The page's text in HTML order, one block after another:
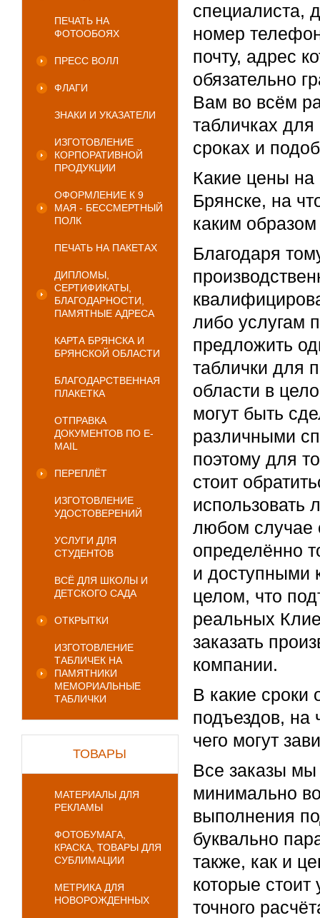
ПЕЧАТЬ НА
ФОТООБОЯХ
ПРЕСС ВОЛЛ
ФЛАГИ
ЗНАКИ И УКАЗАТЕЛИ
ИЗГОТОВЛЕНИЕ
КОРПОРАТИВНОЙ
ПРОДУКЦИИ
ОФОРМЛЕНИЕ К 9
МАЯ - БЕССМЕРТНЫЙ
ПОЛК
ПЕЧАТЬ НА ПАКЕТАХ
ДИПЛОМЫ,
СЕРТИФИКАТЫ,
БЛАГОДАРНОСТИ,
ПАМЯТНЫЕ АДРЕСА
КАРТА БРЯНСКА И
БРЯНСКОЙ ОБЛАСТИ
БЛАГОДАРСТВЕННАЯ
ПЛАКЕТКА
ОТПРАВКА
ДОКУМЕНТОВ ПО E-
MAIL
ПЕРЕПЛЁТ
ИЗГОТОВЛЕНИЕ
УДОСТОВЕРЕНИЙ
УСЛУГИ ДЛЯ
СТУДЕНТОВ
ВСЁ ДЛЯ ШКОЛЫ И
ДЕТСКОГО САДА
ОТКРЫТКИ
ИЗГОТОВЛЕНИЕ
ТАБЛИЧЕК НА
ПАМЯТНИКИ
МЕМОРИАЛЬНЫЕ
ТАБЛИЧКИ
ТОВАРЫ
МАТЕРИАЛЫ ДЛЯ
РЕКЛАМЫ
ФОТОБУМАГА,
КРАСКА, ТОВАРЫ ДЛЯ
СУБЛИМАЦИИ
МЕТРИКА ДЛЯ
НОВОРОЖДЕННЫХ
специалиста,
номер
почту, адрес
обязательно
Вам во всём
табличках
сроках и
Какие цены на
Брянске, на
каким
Благодаря
либо услугам
предложить
таблички для
области в
могут быть
различными
поэтому для
стоит
использовать
любом случае
определённо
и доступными
целом, что
реальных
заказать
компании.
В какие сроки
подъездов, на
чего могут
Все заказы
минимально
выполнения
буквально
также, как и
которые стоит
точного